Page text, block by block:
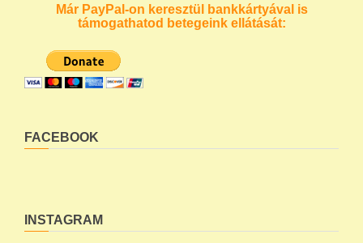
Már PayPal-on keresztül bankkártyával is
támogathatod betegeink ellátását:
FACEBOOK
INSTAGRAM